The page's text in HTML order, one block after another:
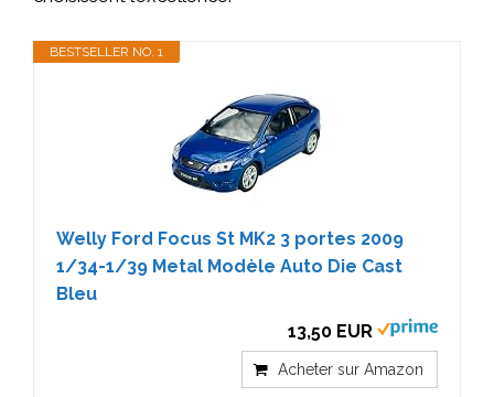
BESTSELLER NO. 1
Welly Ford Focus St MK2 3 portes 2009
1/34-1/39 Metal Modèle Auto Die Cast
Bleu
13,50 EUR
Acheter sur Amazon